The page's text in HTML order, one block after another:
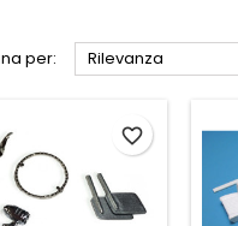
per: Rilevanza
favorite_border